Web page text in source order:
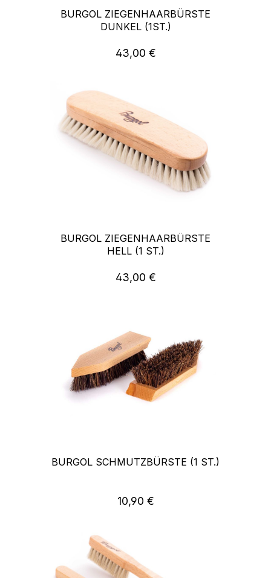
BURGOL ZIEGENHAARBÜRSTE
DUNKEL (1ST.)
Regulärer Preis:
43,00 €
BURGOL ZIEGENHAARBÜRSTE
HELL (1 ST.)
Regulärer Preis:
43,00 €
BURGOL SCHMUTZBÜRSTE (1 ST.)
Regulärer Preis:
10,90 €